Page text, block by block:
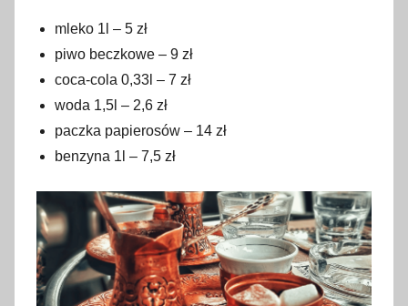
mleko 1l – 5 zł
piwo beczkowe – 9 zł
coca-cola 0,33l – 7 zł
woda 1,5l – 2,6 zł
paczka papierosów – 14 zł
benzyna 1l – 7,5 zł